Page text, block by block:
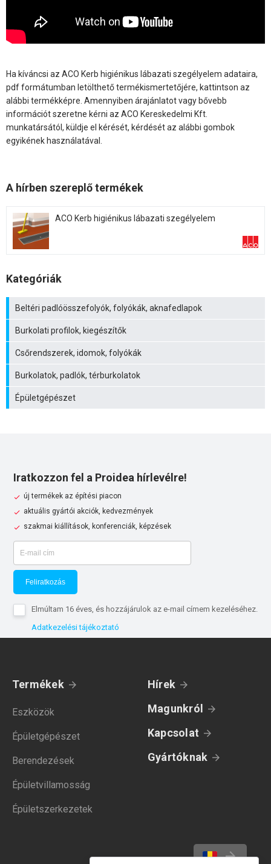
Ha kíváncsi az ACO Kerb higiénikus lábazati szegélyelem adataira,
pdf formátumban letölthető termékismertetőjére, kattintson az
alábbi termékképre. Amennyiben árajánlatot vagy bővebb
információt szeretne kérni az ACO Kereskedelmi Kft.
munkatársától, küldje el kérését, kérdését az alábbi gombok
egyikének használatával.
A hírben szereplő termékek
ACO Kerb higiénikus lábazati szegélyelem
Kategóriák
Beltéri padlóösszefolyók, folyókák, aknafedlapok
Burkolati profilok, kiegészítők
Csőrendszerek, idomok, folyókák
Burkolatok, padlók, térburkolatok
Épületgépészet
Iratkozzon fel a Proidea hírlevélre!
új termékek az építési piacon
aktuális gyártói akciók, kedvezmények
szakmai kiállítások, konferenciák, képzések
Feliratkozás
Elmúltam 16 éves, és hozzájárulok az e-mail címem kezeléséhez.
Adatkezelési tájékoztató
Termékek
Eszközök
Épületgépészet
Berendezések
Épületvillamosság
Épületszerkezetek
Hírek
Magunkról
Kapcsolat
Gyártóknak